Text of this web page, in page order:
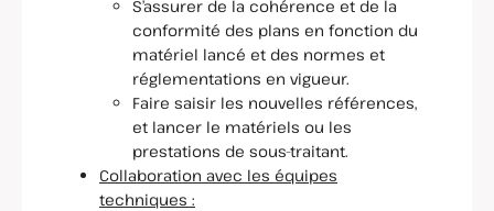
S’assurer de la cohérence et de la
conformité des plans en fonction du
matériel lancé et des normes et
réglementations en vigueur.
Faire saisir les nouvelles références,
et lancer le matériels ou les
prestations de sous-traitant.
Collaboration avec les équipes
techniques :